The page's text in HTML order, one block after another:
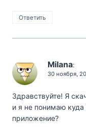
Ответить
Milana:
30 ноября,
Здравствуйте! Я
и я не понимаю
приложение?